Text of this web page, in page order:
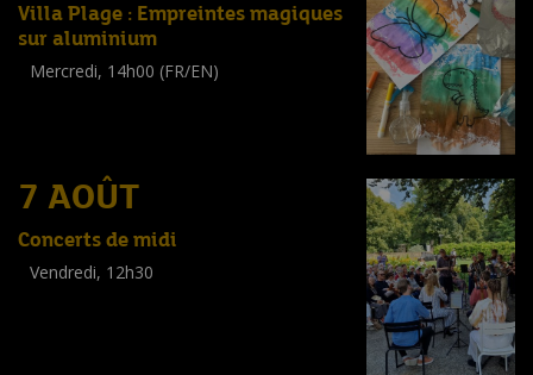
Villa Plage : Empreintes magiques
sur aluminium
Mercredi, 14h00 (FR/EN)
7 AOÛT
Concerts de midi
Vendredi, 12h30